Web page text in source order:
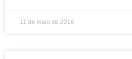
11 de maio de 2016